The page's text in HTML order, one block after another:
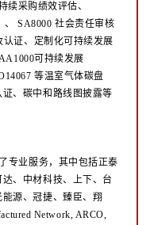
续采购绩效评估、
、SA8000 社会责任审核
证、定制化可持续发展
可持续发展
等温室气体碳盘
、碳中和路线图披露等
专业服务，其中包括正泰
、中材科技、上下、台
源、冠捷、臻臣、翔
Network, ARCO,